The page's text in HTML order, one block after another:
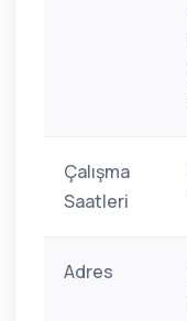
Çalışma
Saatleri
Adres